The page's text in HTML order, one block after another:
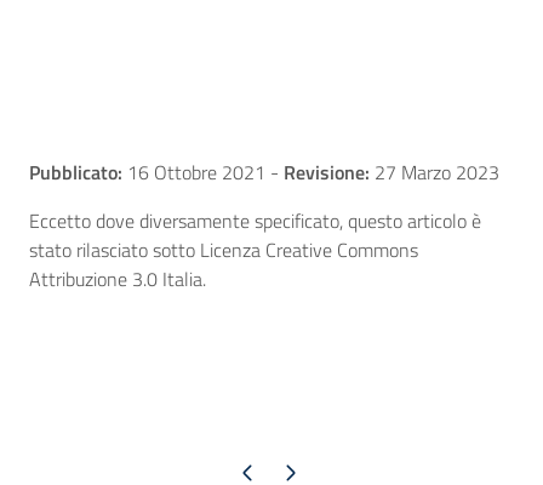
Pubblicato: 16 Ottobre 2021 - Revisione: 27 Marzo 2023
Eccetto dove diversamente specificato, questo articolo è
stato rilasciato sotto Licenza Creative Commons
Attribuzione 3.0 Italia.
Pagina precedente
Pagina successiva